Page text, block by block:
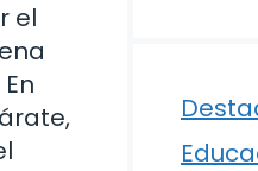
el